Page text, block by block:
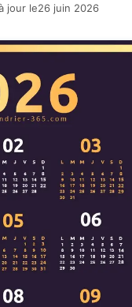
jour le26 juin 2026